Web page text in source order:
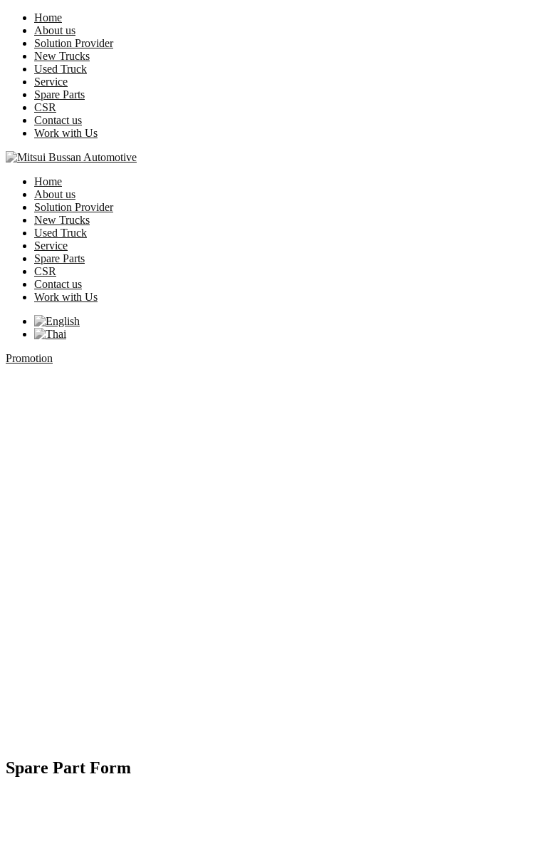
Home
About us
Solution Provider
New Trucks
Used Truck
Service
Spare Parts
CSR
Contact us
Work with Us
Home
About us
Solution Provider
New Trucks
Used Truck
Service
Spare Parts
CSR
Contact us
Work with Us
Promotion
Spare Part Form